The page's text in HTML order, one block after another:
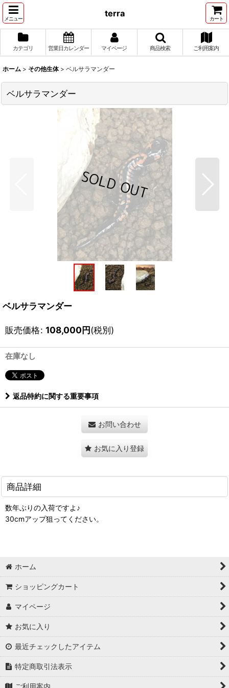
メニュー
terra
カート
カテゴリ 営業日カレンダー マイページ 商品検索 ご利用案内
ホーム > その他生体 > ベルサラマンダー
ベルサラマンダー
ベルサラマンダー
販売価格: 108,000円(税別)
在庫なし
返品特約に関する重要事項
お問い合わせ
お気に入り登録
商品詳細
数年ぶりの入荷ですよ♪
30cmアップ狙ってください。
ホーム
ショッピングカート
マイページ
お気に入り
最近チェックしたアイテム
特定商取引法表示
ご利用案内